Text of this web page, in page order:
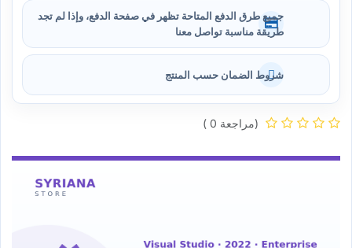
جميع طرق الدفع المتاحة تظهر في صفحة الدفع، وإذا لم تجد
طريقة مناسبة تواصل معنا
شروط الضمان حسب المنتج
(مراجعة 0 )